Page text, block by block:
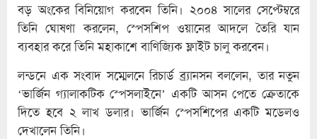
বড় অংকের বিনিয়োগ করবেন তিনি। ২০০৪ সালের সেপ্টেম্বরে
তিনি ঘোষণা করলেন, স্পেসশিপ ওয়ানের আদলে তৈরি যান
ব্যবহার করে তিনি মহাকাশে বাণিজ্যিক ফ্লাইট চালু করবেন।
লন্ডনে এক সংবাদ সম্মেলনে রিচার্ড ব্র্যানসন বললেন, তার নতুন
‘ভার্জিন গ্যালাকটিক স্পেসলাইনে’ একটি আসন পেতে ক্রেতাকে
দিতে হবে ২ লাখ ডলার। ভার্জিন স্পেসশিপের একটি মডেলও
দেখালেন তিনি।